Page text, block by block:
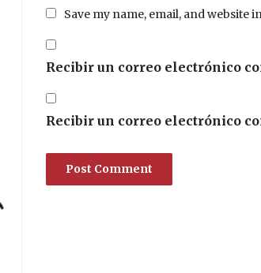
Save my name, email, and
Recibir un correo electrónico
Recibir un correo electrónico